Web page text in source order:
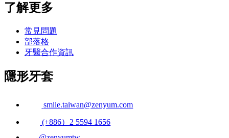
了解更多
常見問題
部落格
牙醫合作資訊
隱形牙套
smile.taiwan@zenyum.com
(+886）2 5594 1656